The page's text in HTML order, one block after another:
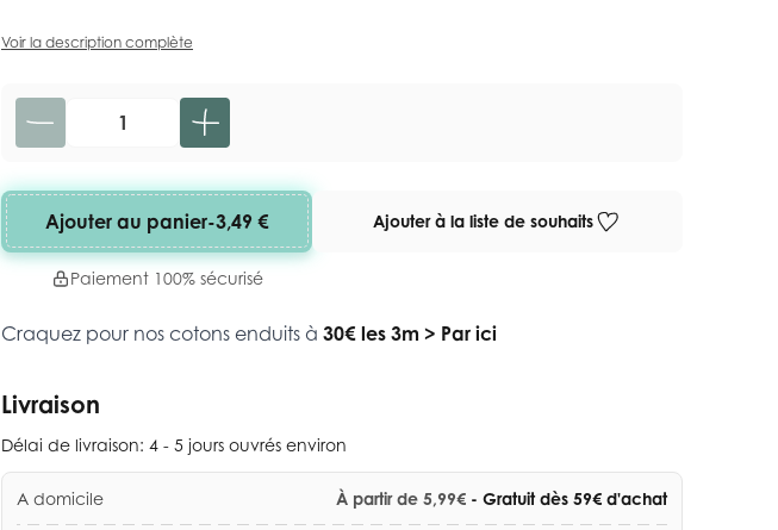
Voir la description complète
Quantité
Ajouter au panier-3,49 €
Paiement 100% sécurisé
Ajouter à la liste de souhaits
Craquez pour nos cotons enduits à 30€ les 3m > Par ici
Livraison
Délai de livraison: 4 - 5 jours ouvrés environ
A domicile À partir de 5,99€ - Gratuit dès 59€ d'achat